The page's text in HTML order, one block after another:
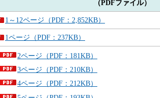
（PDFファイル）
1～12ページ（PDF：2,852KB）
1ページ（PDF：237KB）
2ページ（PDF：181KB）
3ページ（PDF：210KB）
4ページ（PDF：212KB）